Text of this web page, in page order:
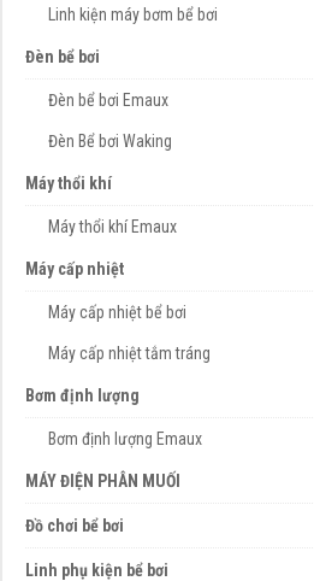
Linh kiện máy bơm bể bơi
Đèn bể bơi
Đèn bể bơi Emaux
Đèn Bể bơi Waking
Máy thổi khí
Máy thổi khí Emaux
Máy cấp nhiệt
Máy cấp nhiệt bể bơi
Máy cấp nhiệt tắm tráng
Bơm định lượng
Bơm định lượng Emaux
MÁY ĐIỆN PHÂN MUỐI
Đồ chơi bể bơi
Linh phụ kiện bể bơi